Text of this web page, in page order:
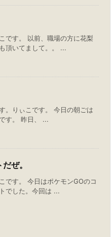
です。 以前、職場の方に花梨
頂いてまして。。 ...
。りぃこです。 今日の朝ごは
す。 昨日、 ...
ぜ。
です。 今日はポケモンGOのコ
でした。今回は ...